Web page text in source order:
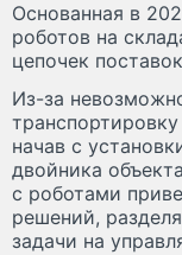
Основанная в
роботов на
цепочек
Из-за
начав с
двойника
с роботами
решений,
задачи на